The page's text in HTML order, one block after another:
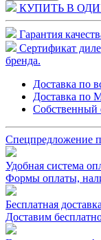
КУПИТЬ В
Гарантия
Сертификат
бренда.
Доставка по
Доставка по
Собственный
Спецпредложение
Удобная система
Формы оплаты,
Бесплатная доставка
Доставим